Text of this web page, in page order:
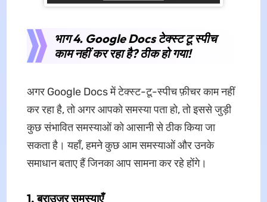
भाग 4. Google Docs टेक्स्ट टू स्पीच
काम नहीं कर रहा है? ठीक हो गया!
अगर Google Docs में टेक्स्ट-टू-स्पीच फ़ीचर काम नहीं
कर रहा है, तो अगर आपको समस्या पता हो, तो इससे जुड़ी
कुछ संभावित समस्याओं को आसानी से ठीक किया जा
सकता है। यहाँ, हमने कुछ आम समस्याओं और उनके
समाधान बताए हैं जिनका आप सामना कर रहे होंगे।
1. ब्राउज़र समस्याएँ